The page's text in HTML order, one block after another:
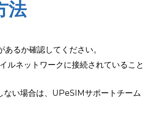
法
るか確認してください。
ルネットワークに接続されていること
ない場合は、UPeSIMサポートチーム